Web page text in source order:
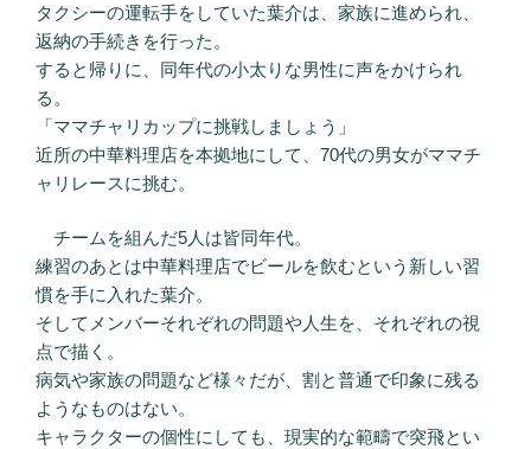
タクシーの運転手をしていた葉介は、家族に進められ、
返納の手続きを行った。
すると帰りに、同年代の小太りな男性に声をかけられ
る。
「ママチャリカップに挑戦しましょう」
近所の中華料理店を本拠地にして、70代の男女がママチ
ャリレースに挑む。
チームを組んだ5人は皆同年代。
練習のあとは中華料理店でビールを飲むという新しい習
慣を手に入れた葉介。
そしてメンバーそれぞれの問題や人生を、それぞれの視
点で描く。
病気や家族の問題など様々だが、割と普通で印象に残る
ようなものはない。
キャラクターの個性にしても、現実的な範疇で突飛とい